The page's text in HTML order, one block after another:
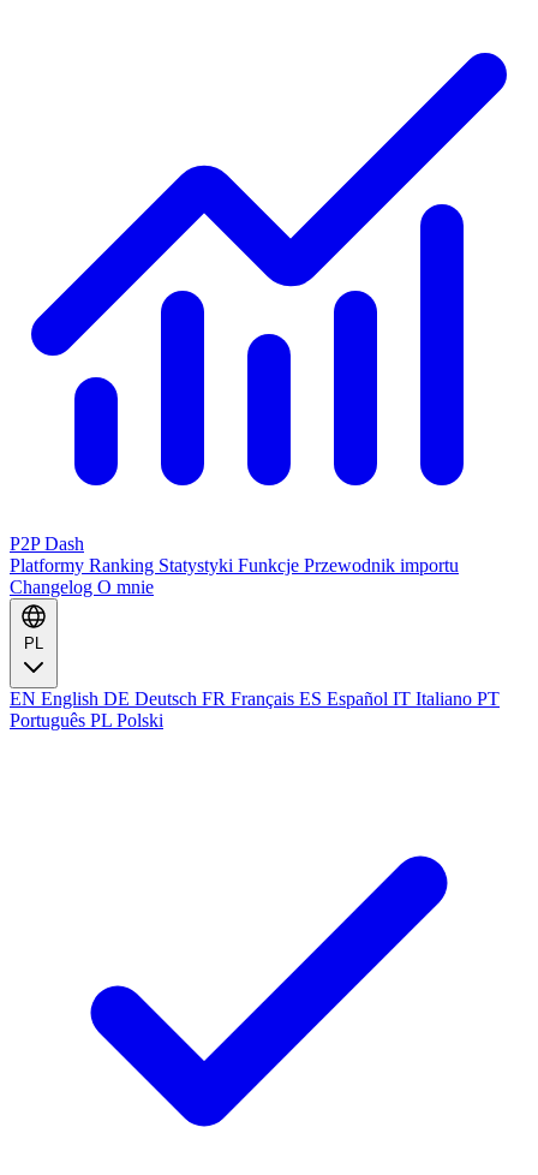
P2P Dash
Platformy Ranking Statystyki Funkcje Przewodnik importu
Changelog O mnie
PL
EN English DE Deutsch FR Français ES Español IT Italiano PT
Português PL Polski